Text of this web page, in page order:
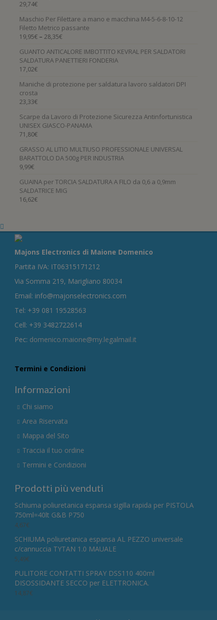
29,74€
Maschio Per Filettare a mano e macchina M4-5-6-8-10-12
Filetto Metrico passante
19,95€ – 28,35€
GUANTO ANTICALORE IMBOTTITO KEVRAL PER SALDATORI
SALDATURA PANETTIERI FONDERIA
17,02€
Maniche di protezione per saldatura lavoro saldatori DPI
crosta
23,33€
Scarpe da Lavoro di Protezione Sicurezza Antinfortunistica
UNISEX GIASCO-PANAMA
71,80€
GRASSO AL LITIO MULTIUSO PROFESSIONALE UNIVERSAL
BARATTOLO DA 500g PER INDUSTRIA
9,99€
GUAINA per TORCIA SALDATURA A FILO da 0,6 a 0,9mm
SALDATRICE MIG
16,62€
Majons Electronics di Maione Domenico
Partita IVA: IT06315171212
Via Somma 219, Marigliano 80034
Email: info@majonselectronics.com
Tel: +39 081 19528563
Cell: +39 3482722614
Pec: domenico.maione@my.legalmail.it
Termini e Condizioni
Informazioni
Chi siamo
Area Riservata
Mappa del Sito
Traccia il tuo ordine
Termini e Condizioni
Prodotti più venduti
Schiuma poliuretanica espansa sigilla rapida per PISTOLA
750ml=40lt G&B P750
4,67€
SCHIUMA poliuretanica espansa AL PEZZO universale
c/cannuccia TYTAN 1.0 MAUALE
5,49€
PULITORE CONTATTI SPRAY DSS110 400ml
DISOSSIDANTE SECCO per ELETTRONICA.
14,87€